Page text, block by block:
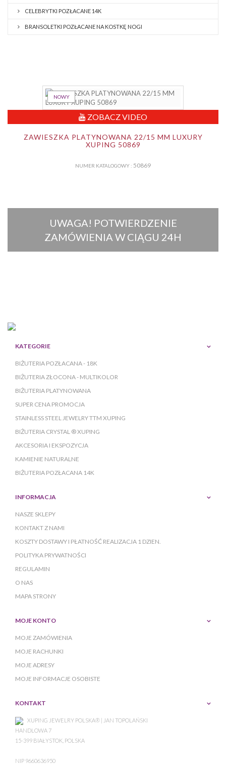
CELEBRYTKI POZŁACANE 14K
BRANSOLETKI POZŁACANE NA KOSTKĘ NOGI
NOWY
ZOBACZ VIDEO
ZAWIESZKA PLATYNOWANA 22/15 MM LUXURY
XUPING 50869
NUMER KATALOGOWY : 50869
UWAGA! POTWIERDZENIE
ZAMÓWIENIA W CIĄGU 24H
KATEGORIE
BIŻUTERIA POZŁACANA - 18K
BIŻUTERIA ZŁOCONA - MULTIKOLOR
BIŻUTERIA PLATYNOWANA
SUPER CENA PROMOCJA
STAINLESS STEEL JEWELRY TTM XUPING
BIŻUTERIA CRYSTAL ® XUPING
AKCESORIA I EKSPOZYCJA
KAMIENIE NATURALNE
BIŻUTERIA POZŁACANA 14K
INFORMACJA
NASZE SKLEPY
KONTAKT Z NAMI
KOSZTY DOSTAWY I PŁATNOŚĆ REALIZACJA 1 DZIEN.
POLITYKA PRYWATNOŚCI
REGULAMIN
O NAS
MAPA STRONY
MOJE KONTO
MOJE ZAMÓWIENIA
MOJE RACHUNKI
MOJE ADRESY
MOJE INFORMACJE OSOBISTE
KONTAKT
XUPING JEWELRY POLSKA® | JAN TOPOLAŃSKI
HANDLOWA 7
15-399 BIAŁYSTOK, POLSKA
NIP 9660636950